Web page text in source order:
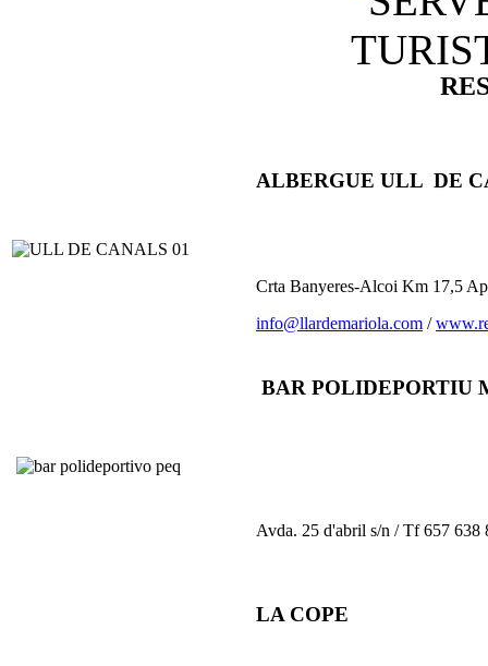
ALBERGUE ULL DE
Crta Banyeres-Alcoi Km 17,5
info@llardemariola.com /
BAR POLIDEPORTIU
Avda. 25 d'abril s/n / Tf 657 638
LA COPE